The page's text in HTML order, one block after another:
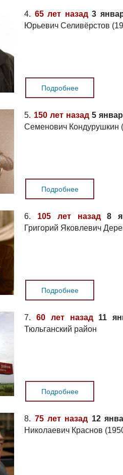
4. 65 лет назад3
Юрьевич Селивёрстов
Подробнее
5. 150 лет назад5
Семенович Кондурушкин
Подробнее
6. 105 лет назад8
Григорий Яковлевич
Подробнее
7.60 лет назад11
Тюльганский район
Подробнее
8. 75 лет назад 12
Николаевич Краснов